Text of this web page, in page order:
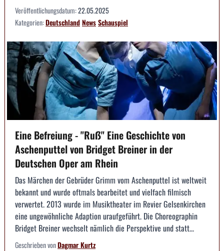
Veröffentlichungsdatum:22.05.2025
Kategorien:DeutschlandNewsSchauspiel
Eine Befreiung - "Ruẞ" Eine Geschichte von
Aschenputtel von Bridget Breiner in der
Deutschen Oper am Rhein
Das Märchen der Gebrüder Grimm vom Aschenputtel ist weltweit
bekannt und wurde oftmals bearbeitet und vielfach filmisch
verwertet. 2013 wurde im Musiktheater im Revier Gelsenkirchen
eine ungewöhnliche Adaption uraufgeführt. Die Choreographin
Bridget Breiner wechselt nämlich die Perspektive und statt...
Geschrieben vonDagmar Kurtz